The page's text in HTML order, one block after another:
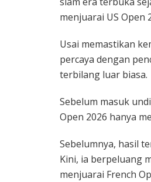
menjuarai US Open
Usai memastikan
percaya dengan
terbilang luar biasa.
Sebelum masuk
Open 2026 hanya
Sebelumnya, hasil
Kini, ia berpeluang
menjuarai French